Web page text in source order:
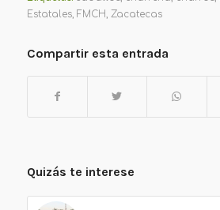
Estatales, FMCH, Zacatecas
Compartir esta entrada
Quizás te interese